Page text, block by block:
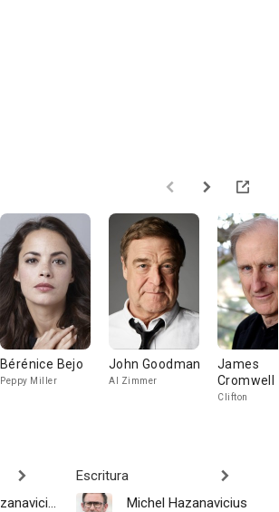
Bérénice Bejo
Peppy Miller
John Goodman
Al Zimmer
James
Cromwell
Clifton
Michel Hazanavicius
Escritura
Michel Hazanavicius